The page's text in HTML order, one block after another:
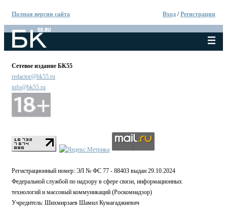
Полная версия сайта Вход /Регистрация
Сетевое издание БК55
redactor@bk55.ru
info@bk55.ru
Регистрационный номер: ЭЛ № ФС 77 - 88403 выдан 29.10.2024
Федеральной службой по надзору в сфере связи, информационных
технологий и массовый коммуникаций (Роскомнадзор)
Учредитель: Шихмирзаев Шамил Кумагаджиевич